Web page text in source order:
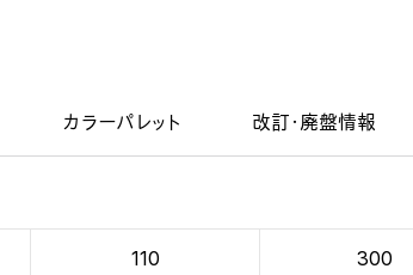
カラーパレット 改訂・廃盤情報
110 300